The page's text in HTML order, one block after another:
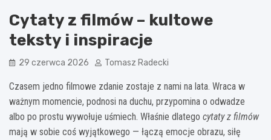
Cytaty z filmów – kultowe
teksty i inspiracje
29 czerwca 2026 Tomasz Radecki
Czasem jedno filmowe zdanie zostaje z nami na lata. Wraca w
ważnym momencie, podnosi na duchu, przypomina o odwadze
albo po prostu wywołuje uśmiech. Właśnie dlatego cytaty z filmów
mają w sobie coś wyjątkowego — łączą emocje obrazu, siłę